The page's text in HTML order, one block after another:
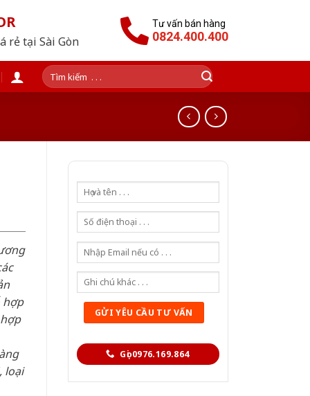
rẻ tại Sài Gòn
Tư vấn bán hàng
0824.400.400
Tìm
kiếm:
Gọi 0976.169.864
hợp
loại